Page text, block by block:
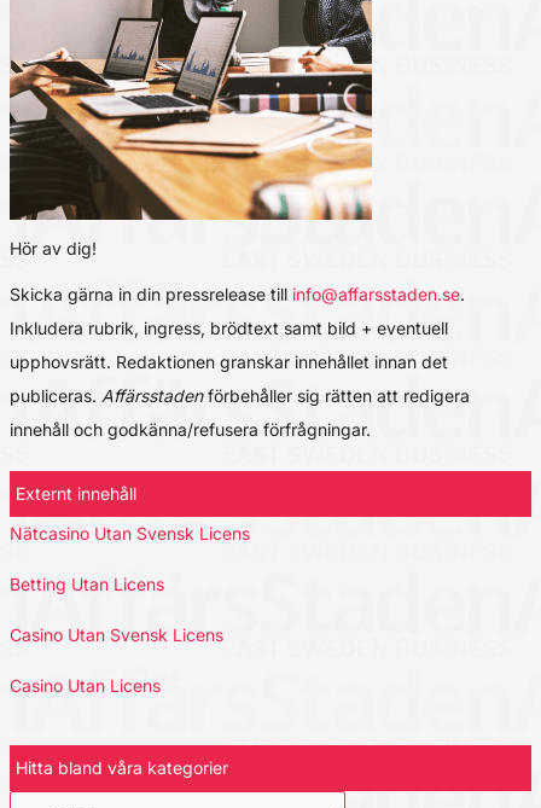
Hör av dig!
Skicka gärna in din pressrelease till info@affarsstaden.se.
Inkludera rubrik, ingress, brödtext samt bild + eventuell
upphovsrätt. Redaktionen granskar innehållet innan det
publiceras. Affärsstadenförbehåller sig rätten att redigera
innehåll och godkänna/refusera förfrågningar.
Externt innehåll
Nätcasino Utan Svensk Licens
Betting Utan Licens
Casino Utan Svensk Licens
Casino Utan Licens
Hitta bland våra kategorier